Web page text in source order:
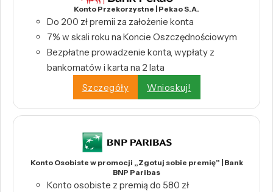
Konto Przekorzystne | Pekao S.A.
Do 200 zł premii za założenie konta
7% w skali roku na Koncie Oszczędnościowym
Bezpłatne prowadzenie konta, wypłaty z
bankomatów i karta na 2 lata
Szczegóły
Wnioskuj!
Konto Osobiste w promocji „Zgotuj sobie premię” | Bank
BNP Paribas
Konto osobiste z premią do 580 zł